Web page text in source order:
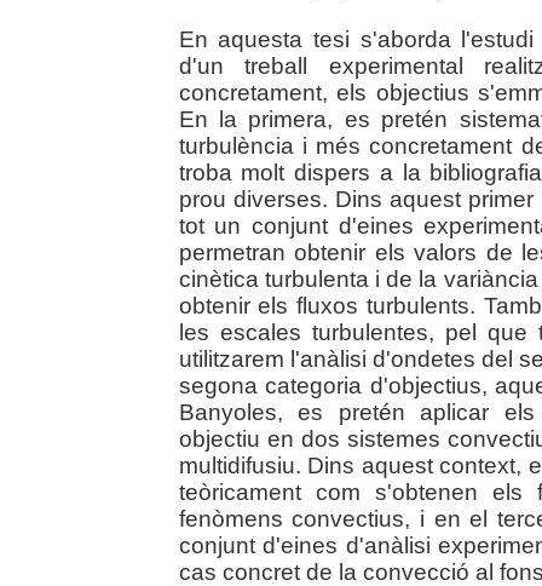
En aquesta tesi s'aborda
d'un treball experimental
concretament, els objectius
En la primera, es pretén
turbulència i més concretament
troba molt dispers a la
prou diverses. Dins aquest
tot un conjunt d'eines
permetran obtenir els valors de
cinètica turbulenta i de la
obtenir els fluxos turbulents.
les escales turbulentes, pel
utilitzarem l'anàlisi d'ondetes del
segona categoria d'objectius,
Banyoles, es pretén aplicar
objectiu en dos sistemes
multidifusiu. Dins aquest context,
teòricament com s'obtenen els
fenòmens convectius, i en el
conjunt d'eines d'anàlisi
cas concret de la convecció al